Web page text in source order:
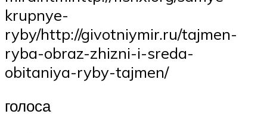
krupnye-
ryby/http://givotniymir.ru/tajmen-
ryba-obraz-zhizni-i-sreda-
obitaniya-ryby-tajmen/
голоса